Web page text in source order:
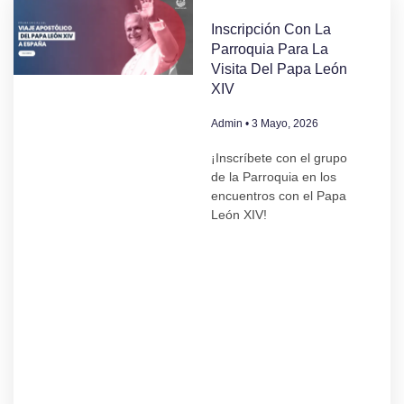
Inscripción Con La
Parroquia Para La
Visita Del Papa León
XIV
Admin 3 Mayo, 2026
¡Inscríbete con el grupo
de la Parroquia en los
encuentros con el Papa
León XIV!